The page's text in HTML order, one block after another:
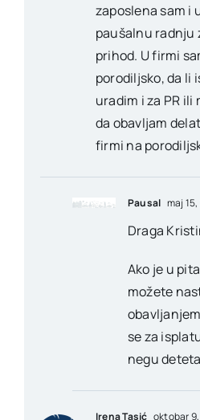
zaposlena sam i
paušalnu radnju
prihod. U firmi
porodiljsko, da li
uradim i za PR ili
da obavljam
firmi na
Pausal maj
Draga
Ako je u
možete
se za
negu
Irena Tasić oktobar